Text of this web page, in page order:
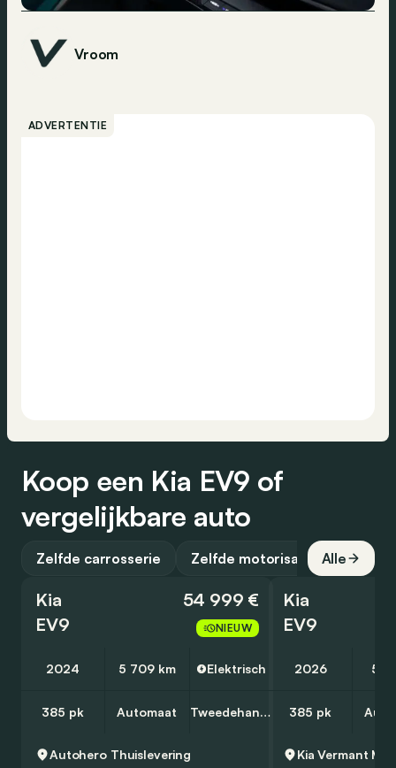
Vroom
ADVERTENTIE
Koop een Kia EV9 of
vergelijkbare auto
Zelfde carrosserie Zelfde motorisatie Alle
Kia
EV9
54 999 €
NIEUW
2024 5 709 km Elektrisch
385 pk Automaat Tweedehands
Autohero Thuislevering
Kia
EV9
2026
385 pk
Kia Vermant